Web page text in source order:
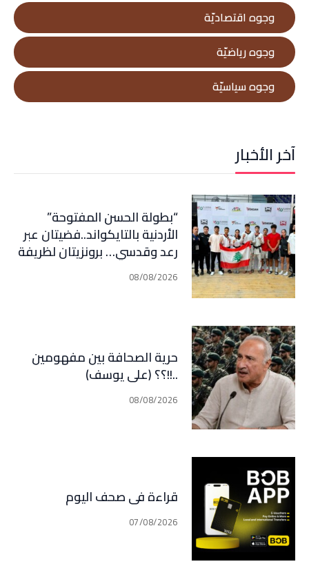
وجوه اقتصاديّة
وجوه رياضيّة
وجوه سياسيّة
آخر الأخبار
“بطولة الحسن المفتوحة”
الأردنية بالتايكواند..فضيتان عبر
رعد وقدسي… برونزيتان لظريفة
وأبي هيلا
08/08/2026
حرية الصحافة بين مفهومين
..!!؟؟ (علي يوسف)
08/08/2026
قراءة في صحف اليوم
07/08/2026